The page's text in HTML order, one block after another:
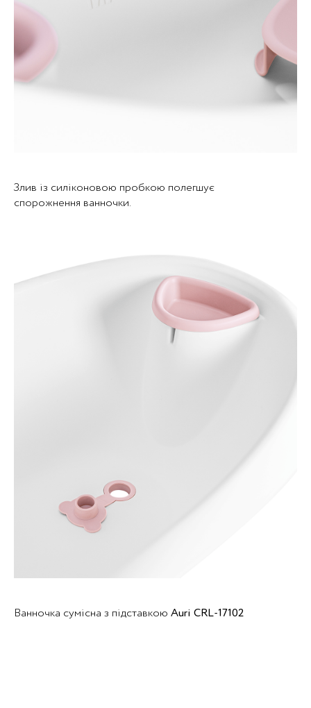
Злив із силіконовою пробкою полегшує
спорожнення ванночки.
Ванночка сумісна з підставкою Auri CRL-17102